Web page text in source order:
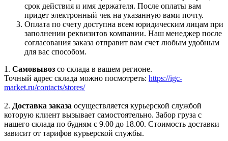
срок действия и имя держателя. После оплаты вам
придет электронный чек на указанную вами почту.
Оплата по счету доступна всем юридическим лицам при
заполнении реквизитов компании. Наш менеджер после
согласования заказа отправит вам счет любым удобным
для вас способом.
1. Самовывоз со склада в вашем регионе.
Точный адрес склада можно посмотреть: https://igc-
market.ru/contacts/stores/
2. Доставка заказа осуществляется курьерской службой
которую клиент вызывает самостоятельно. Забор груза с
нашего склада по будням с 9.00 до 18.00. Стоимость доставки
зависит от тарифов курьерской службы.